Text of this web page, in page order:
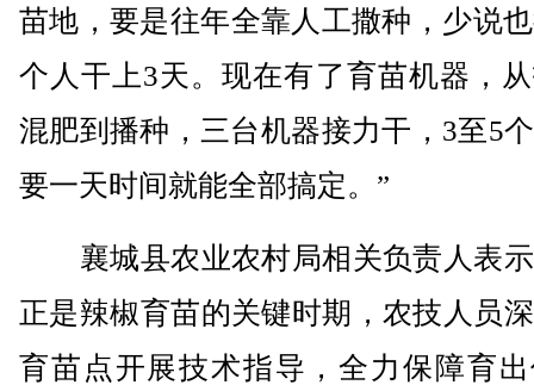
苗地，要是往年全靠人工撒种，少说
个人干上3天。现在有了育苗机器，
混肥到播种，三台机器接力干，3至5
要一天时间就能全部搞定。”
襄城县农业农村局相关负责人表
正是辣椒育苗的关键时期，农技人员
育苗点开展技术指导，全力保障育